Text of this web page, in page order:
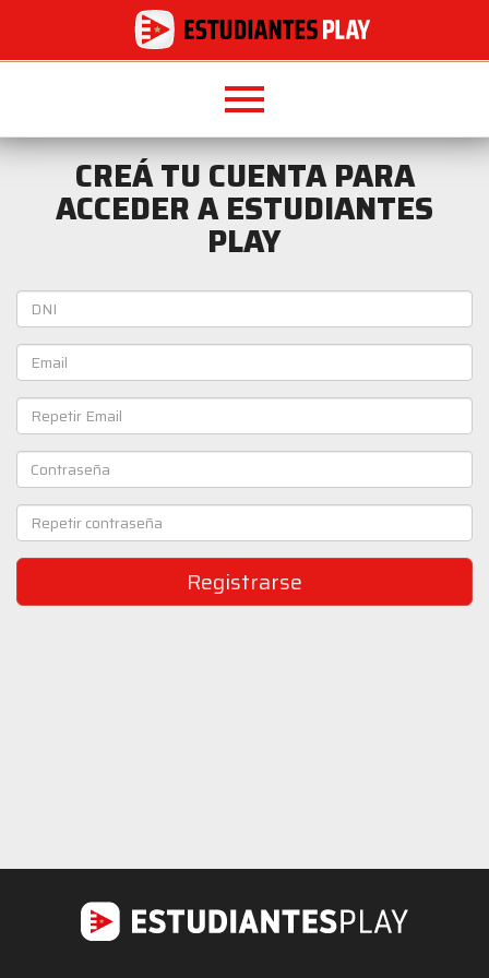
menu
CREÁ TU CUENTA PARA
ACCEDER A ESTUDIANTES
PLAY
Registrarse